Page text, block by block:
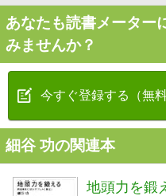
あなたも読書メーター
みませんか？
今すぐ登録する（無料
細谷 功の関連本
地頭力を鍛